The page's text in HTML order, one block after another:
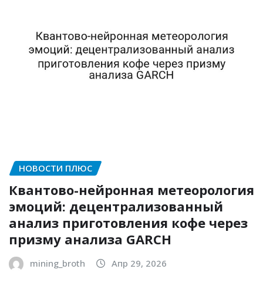
НОВОСТИ ПЛЮС
Квантово-нейронная метеорология
эмоций: децентрализованный
анализ приготовления кофе через
призму анализа GARCH
mining_broth Апр 29, 2026